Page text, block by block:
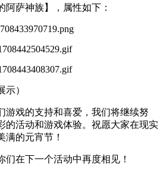
萨神族】 ， 属性如下：
示）
游戏的支持和喜爱，我们将继续努
的活动和游戏体验。祝愿大家在现实
满的元宵节！
们在下一个活动中再度相见！